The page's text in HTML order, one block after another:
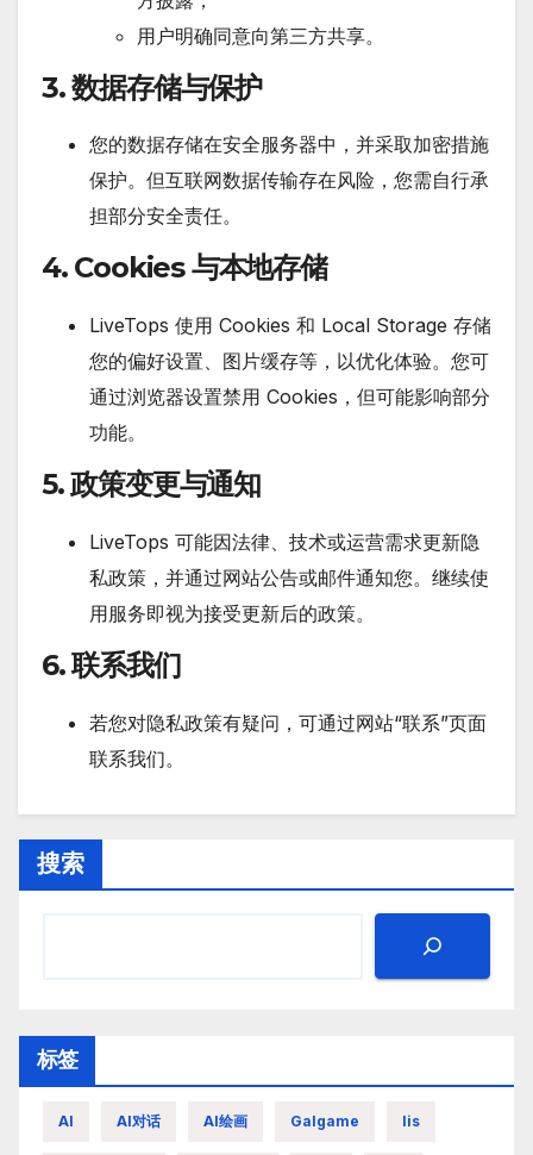
用户明确同意向第三方共享。
3. 数据存储与保护
您的数据存储在安全服务器中，并采取加密措施
保护。但互联网数据传输存在风险，您需自行承
担部分安全责任。
4. Cookies 与本地存储
LiveTops 使用 Cookies 和 Local Storage 存储
您的偏好设置、图片缓存等，以优化体验。您可
通过浏览器设置禁用 Cookies，但可能影响部分
功能。
5. 政策变更与通知
LiveTops 可能因法律、技术或运营需求更新隐
私政策，并通过网站公告或邮件通知您。继续使
用服务即视为接受更新后的政策。
6. 联系我们
若您对隐私政策有疑问，可通过网站“联系”页面
联系我们。
搜索
标签
AI AI对话 AI绘画 Galgame Iis